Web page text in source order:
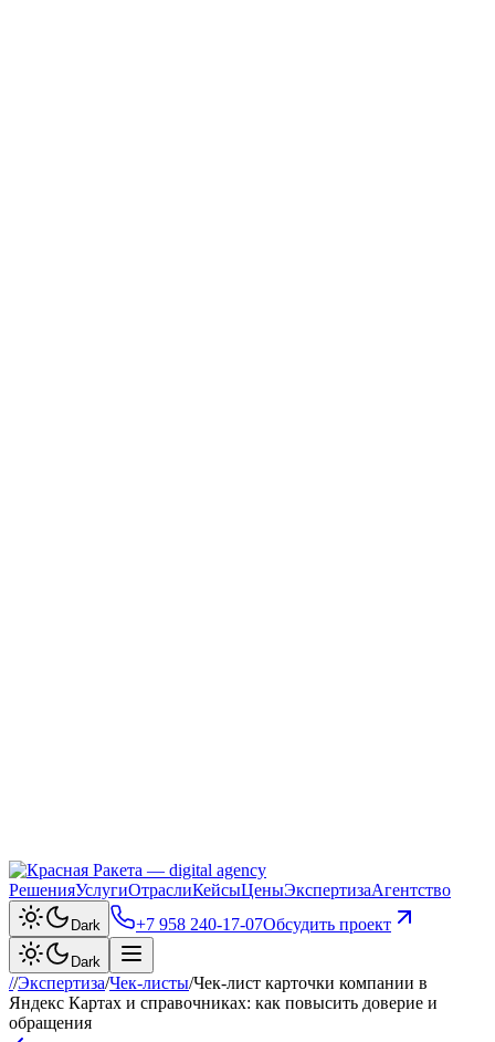
РешенияУслугиОтраслиКейсыЦеныЭкспертизаАгентство
Dark +7 958 240‑17‑07Обсудить проект
Dark
//Экспертиза/Чек-листы/Чек-лист карточки компании в
Яндекс Картах и справочниках: как повысить доверие и
обращения